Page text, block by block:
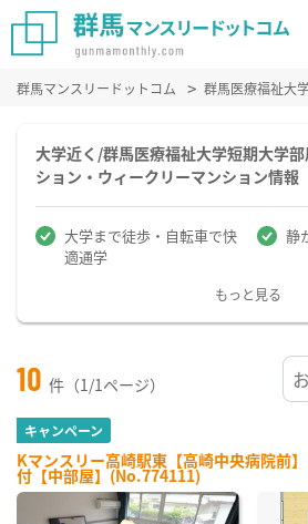
群馬マンスリードットコム 群馬医療福祉大
大学近く/群馬医療福祉大学短期大学
ション・ウィークリーマンション情報
大学まで徒歩・自転車で快
適通学
静
もっと見る
10 件（1/1ページ）
キャンペーン
Kマンスリー高崎駅東【高崎中央病院前
付【中部屋】(No.774111)